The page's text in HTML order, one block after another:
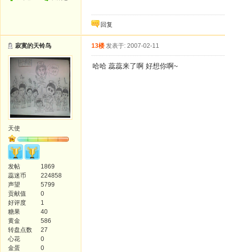
回复
寂寞的天铃鸟
天使
发帖
1869
蕊迷币
224858
声望
5799
贡献值
0
好评度
1
糖果
40
黄金
586
转盘点数
27
心花
0
金蛋
0
13楼 发表于: 2007-02-11
哈哈 蕊蕊来了啊 好想你啊~